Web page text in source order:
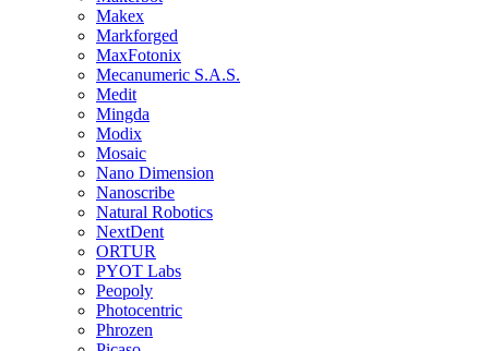
Makex
Markforged
MaxFotonix
Mecanumeric S.A.S.
Medit
Mingda
Modix
Mosaic
Nano Dimension
Nanoscribe
Natural Robotics
NextDent
ORTUR
PYOT Labs
Peopoly
Photocentric
Phrozen